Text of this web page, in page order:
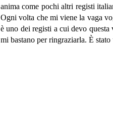
anima come pochi altri registi
Ogni volta che mi viene la vaga
è uno dei registi a cui devo
mi bastano per ringraziarla. È